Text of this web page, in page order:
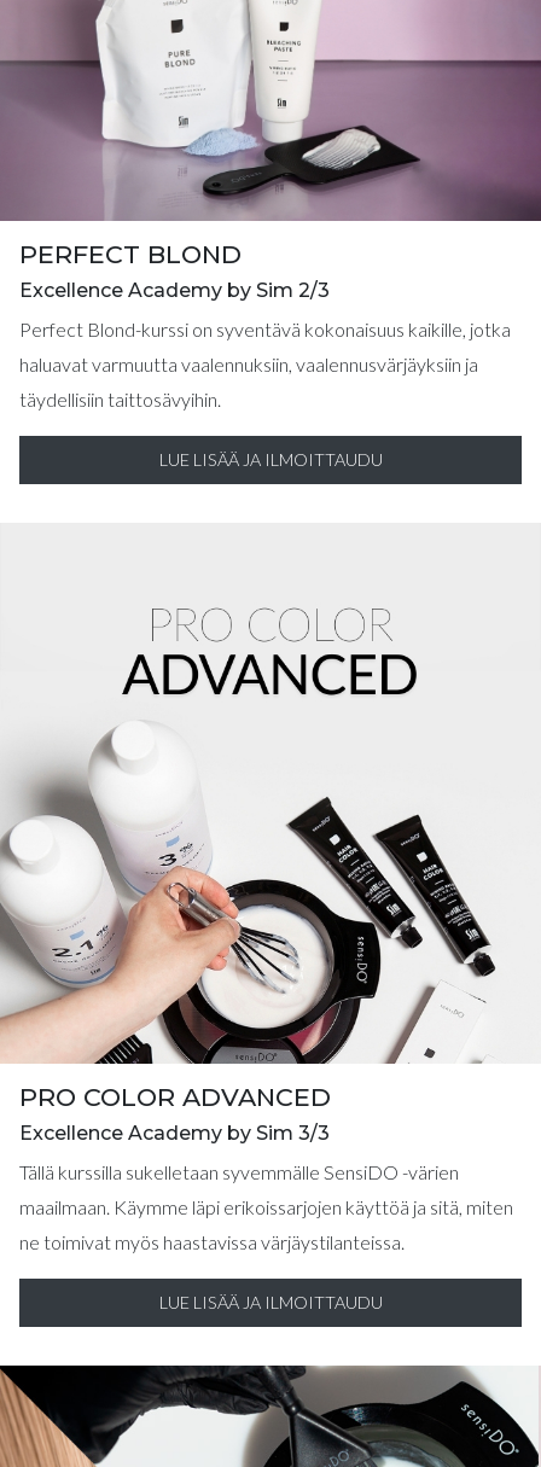
PERFECT BLOND
Excellence Academy by Sim 2/3
Perfect Blond-kurssi on syventävä kokonaisuus kaikille, jotka
haluavat varmuutta vaalennuksiin, vaalennusvärjäyksiin ja
täydellisiin taittosävyihin.
LUE LISÄÄ JA ILMOITTAUDU
PRO COLOR ADVANCED
Excellence Academy by Sim 3/3
Tällä kurssilla sukelletaan syvemmälle SensiDO -värien
maailmaan. Käymme läpi erikoissarjojen käyttöä ja sitä, miten
ne toimivat myös haastavissa värjäystilanteissa.
LUE LISÄÄ JA ILMOITTAUDU